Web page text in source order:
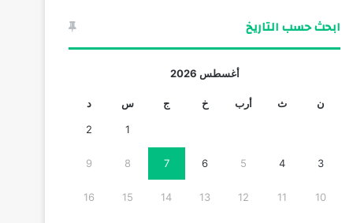
ابحث حسب التاريخ
أغسطس 2026
ن ث أرب خ ج س د
1
2
3
4
5
6
7
8
9
10
11
12
13
14
15
16